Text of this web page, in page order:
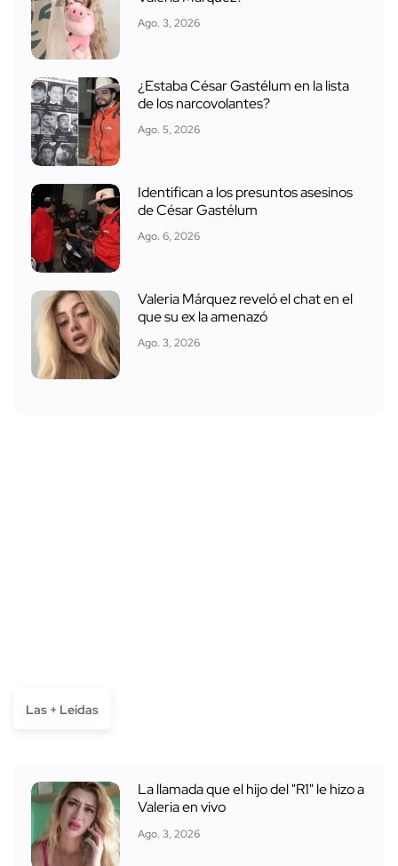
Ago. 3, 2026
¿Estaba César Gastélum en la lista
de los narcovolantes?
Ago. 5, 2026
Identifican a los presuntos asesinos
de César Gastélum
Ago. 6, 2026
Valeria Márquez reveló el chat en el
que su ex la amenazó
Ago. 3, 2026
Las + Leídas
La llamada que el hijo del "R1" le hizo a
Valeria en vivo
Ago. 3, 2026